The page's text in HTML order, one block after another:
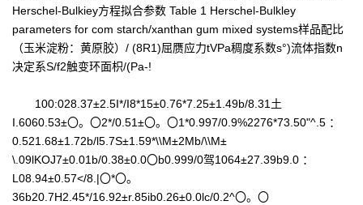
Herschel-Bulkiey方程拟合参数 Table 1 Herschel-Bulkley
parameters for com starch/xanthan gum mixed systems样品配比
（玉米淀粉：黄原胶）/ (8R1)屈赝应力tVPa稠度系数s°)流体指数n
决定系S/f2触变环面枳/(Pa-!
100:028.37±2.5I*/I8*15±0.76*7.25±1.49b/8.31土
I.6060.53±〇。〇2*/0.51±〇。〇1*0.997/0.9%2276*73.50"^.5 ：
0.521.68±1.72b/l5.7S±1.59*\\M±2Mb/\\M±
\.09lKOJ7±0.01b/0.38±0.0〇b0.999/0驾1064±27.39b9.0 ：
L08.94±0.57</8.|〇*〇。
36b20.7H2.45*/16.92±r.85ib0.26±0.0lc/0.2^〇。〇